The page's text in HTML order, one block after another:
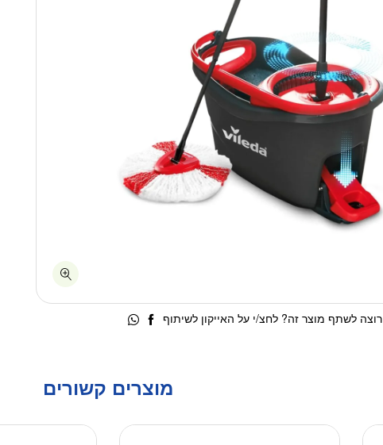
רוצה לשתף מוצר זה? לחצ/י על האייקון לשיתוף
מוצרים קשורים